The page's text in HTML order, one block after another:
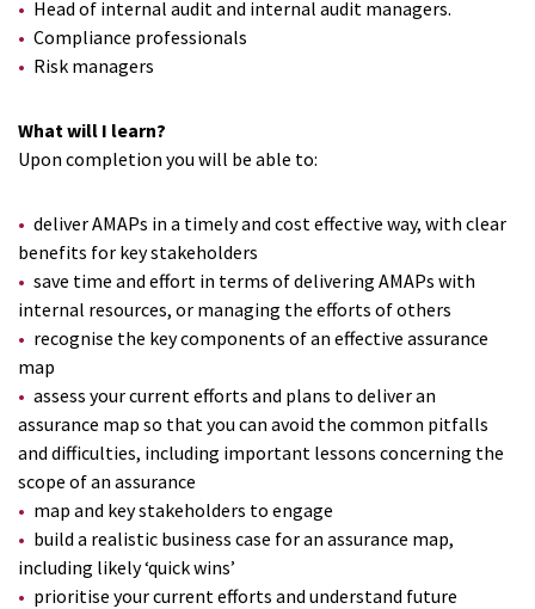
Head of internal audit and internal audit managers.
Compliance professionals
Risk managers
What will I learn?
Upon completion you will be able to:
deliver AMAPs in a timely and cost effective way, with clear
benefits for key stakeholders
save time and effort in terms of delivering AMAPs with
internal resources, or managing the efforts of others
recognise the key components of an effective assurance
map
assess your current efforts and plans to deliver an
assurance map so that you can avoid the common pitfalls
and difficulties, including important lessons concerning the
scope of an assurance
map and key stakeholders to engage
build a realistic business case for an assurance map,
including likely ‘quick wins’
prioritise your current efforts and understand future